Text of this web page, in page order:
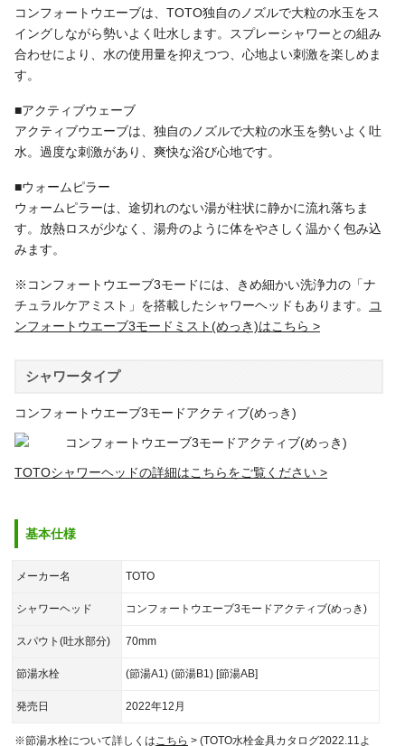
コンフォートウエーブは、TOTO独自のノズルで大粒の水玉をス
イングしながら勢いよく吐水します。スプレーシャワーとの組み
合わせにより、水の使用量を抑えつつ、心地よい刺激を楽しめま
す。
■アクティブウェーブ
アクティブウエーブは、独自のノズルで大粒の水玉を勢いよく吐
水。過度な刺激があり、爽快な浴び心地です。
■ウォームピラー
ウォームピラーは、途切れのない湯が柱状に静かに流れ落ちま
す。放熱ロスが少なく、湯舟のように体をやさしく温かく包み込
みます。
※コンフォートウエーブ3モードには、きめ細かい洗浄力の「ナ
チュラルケアミスト」を搭載したシャワーヘッドもあります。
コ
ンフォートウエーブ3モードミスト(めっき)はこちら >
シャワータイプ
コンフォートウエーブ3モードアクティブ(めっき)
TOTOシャワーヘッドの詳細はこちらをご覧ください
基本仕様
メーカー名 TOTO
シャワーヘッド コンフォートウエーブ3モードアクティブ(めっき)
スパウト(吐水部分) 70mm
節湯水栓 (節湯A1) (節湯B1) [節湯AB]
発売日 2022年12月
※節湯水栓について詳しくは こちら > (TOTO水栓金具カタログ2022.11よ